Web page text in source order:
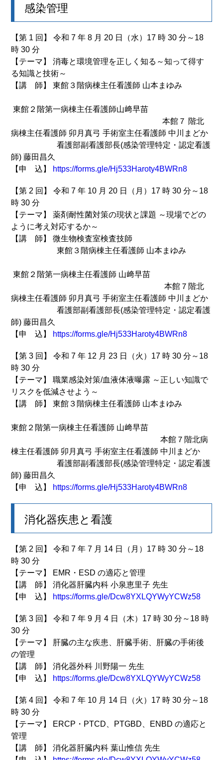
感染管理
【第 1 回】 令和 7 年 8 月 20 日（水）17 時 30 分～18
時 30 分
【テーマ】 消毒と環境管理を正しく知る～知って得す
る知識と技術～
【講 師】 東館３階病棟主任看護師 山本まゆみ
東館２階第一病棟主任看護師山﨑早苗
本館７ 階北
病棟主任看護師 卯月真弓 手術室主任看護師 中川まどか
看護部副看護部長(感染管理特定・認定看護
師) 藤田昌久
【申 込】 https://forms.gle/Hj533Haroty4BWRn8
【第 2 回】 令和 7 年 10 月 20 日（月）17 時 30 分～18
時 30 分
【テーマ】 薬剤耐性菌対策の現状と課題 ～現場でどの
ように考え対応するか～
【講 師】 微生物検査室検査技師
東館３階病棟主任看護師 山本まゆみ
東館２階第一病棟主任看護師 山﨑早苗
本館７階北
病棟主任看護師 卯月真弓 手術室主任看護師 中川まどか
看護部副看護部長(感染管理特定・認定看護
師) 藤田昌久
【申 込】 https://forms.gle/Hj533Haroty4BWRn8
【第 3 回】 令和 7 年 12 月 23 日（火）17 時 30 分～18
時 30 分
【テーマ】 職業感染対策/血液体液曝露 ～正しい知識で
リスクを低減させよう～
【講 師】 東館３階病棟主任看護師 山本まゆみ
東館２階第一病棟主任看護師 山﨑早苗
本館７階北病
棟主任看護師 卯月真弓 手術室主任看護師 中川まどか
看護部副看護部長(感染管理特定・認定看護
師) 藤田昌久
【申 込】 https://forms.gle/Hj533Haroty4BWRn8
消化器疾患と看護
【第 2 回】 令和 7 年 7 月 14 日（月）17 時 30 分～18
時 30 分
【テーマ】 EMR・ESD の適応と管理
【講 師】 消化器肝臓内科 小泉恵里子 先生
【申 込】 https://forms.gle/Dcw8YXLQYWyYCWz58
【第 3 回】 令和 7 年 9 月 4 日（木）17 時 30 分～18 時
30 分
【テーマ】 肝臓の主な疾患、肝臓手術、肝臓の手術後
の管理
【講 師】 消化器外科 川野陽一 先生
【申 込】 https://forms.gle/Dcw8YXLQYWyYCWz58
【第 4 回】 令和 7 年 10 月 14 日（火）17 時 30 分～18
時 30 分
【テーマ】 ERCP・PTCD、PTGBD、ENBD の適応と
管理
【講 師】 消化器肝臓内科 葉山惟信 先生